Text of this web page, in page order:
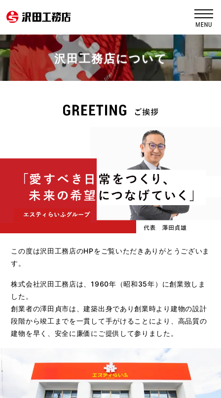
沢田工務店について
この度は沢田工務店のHPをご覧いただきありがとうございま
す。
株式会社沢田工務店は、1960年（昭和35年）に創業致しま
した。
創業者の澤田貞市は、建築出身であり創業時より建物の設計
段階から竣工までを一貫して手がけることにより、高品質の
建物を早く、安全に廉価にご提供して参りました。